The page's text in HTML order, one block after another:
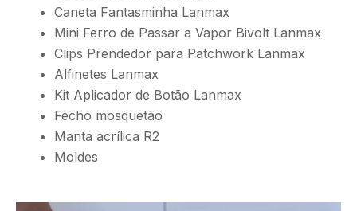
Caneta Fantasminha Lanmax
Mini Ferro de Passar a Vapor Bivolt Lanmax
Clips Prendedor para Patchwork Lanmax
Alfinetes Lanmax
Kit Aplicador de Botão Lanmax
Fecho mosquetão
Manta acrílica R2
Moldes